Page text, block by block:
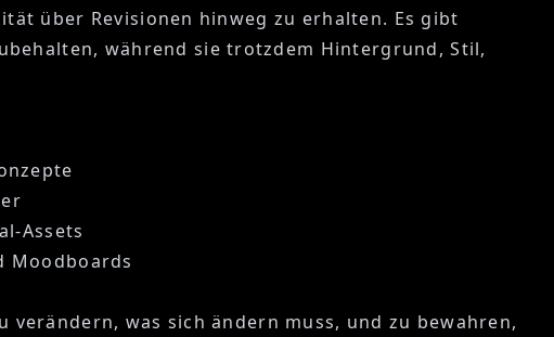
über Revisionen hinweg zu erhalten. Es gibt
während sie trotzdem Hintergrund, Stil,
Assets
Moodboards
was sich ändern muss, und zu bewahren,